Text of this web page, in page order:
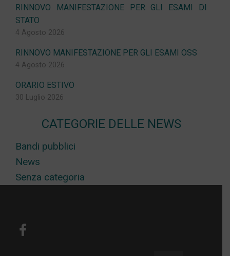
RINNOVO MANIFESTAZIONE PER GLI ESAMI DI
STATO
4 Agosto 2026
RINNOVO MANIFESTAZIONE PER GLI ESAMI OSS
4 Agosto 2026
ORARIO ESTIVO
30 Luglio 2026
CATEGORIE DELLE NEWS
Bandi pubblici
News
Senza categoria